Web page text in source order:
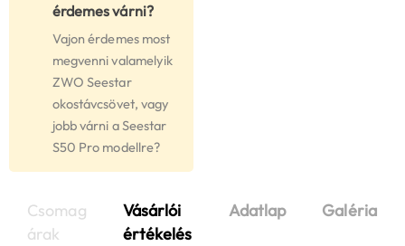
érdemes várni?
Vajon érdemes most
megvenni valamelyik
ZWO Seestar
okostávcsövet, vagy
jobb várni a Seestar
S50 Pro modellre?
Csomag
árak
Vásárlói
értékelés
Adatlap Galéria